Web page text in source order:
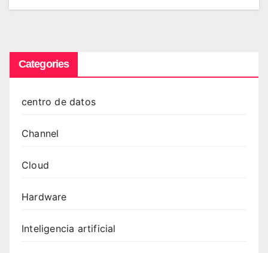
Categories
centro de datos
Channel
Cloud
Hardware
Inteligencia artificial